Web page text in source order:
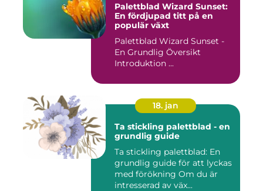
Palettblad Wizard Sunset:
En fördjupad titt på en
populär växt
Palettblad Wizard Sunset -
En Grundlig Översikt
Introduktion ...
18. jan
Ta stickling palettblad - en
grundlig guide
Ta stickling palettblad: En
grundlig guide för att lyckas
med förökning Om du är
intresserad av väx...